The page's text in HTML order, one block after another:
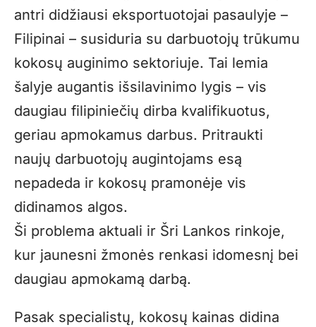
antri didžiausi eksportuotojai pasaulyje –
Filipinai – susiduria su darbuotojų trūkumu
kokosų auginimo sektoriuje. Tai lemia
šalyje augantis išsilavinimo lygis – vis
daugiau filipiniečių dirba kvalifikuotus,
geriau apmokamus darbus. Pritraukti
naujų darbuotojų augintojams esą
nepadeda ir kokosų pramonėje vis
didinamos algos.
Ši problema aktuali ir Šri Lankos rinkoje,
kur jaunesni žmonės renkasi idomesnį bei
daugiau apmokamą darbą.
Pasak specialistų, kokosų kainas didina